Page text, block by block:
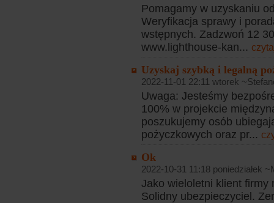
Pomagamy w uzyskaniu
Weryfikacja sprawy i
wstępnych. Zadzwoń 12
www.lighthouse-kan...
Uzyskaj szybką i legalną
2022-11-01 22:11 wtorek
Uwaga: Jesteśmy
100% w projekcie
poszukujemy osób
pożyczkowych oraz pr...
Ok
2022-10-31 11:18 poniedziałek
Jako wieloletni klient firmy
Solidny ubezpieczyciel.